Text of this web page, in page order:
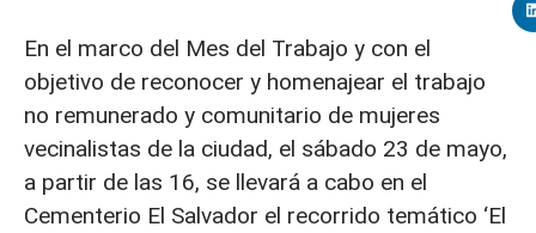
En el marco del Mes del Trabajo y con el
objetivo de reconocer y homenajear el trabajo
no remunerado y comunitario de mujeres
vecinalistas de la ciudad, el sábado 23 de mayo,
a partir de las 16, se llevará a cabo en el
Cementerio El Salvador el recorrido temático ‘El